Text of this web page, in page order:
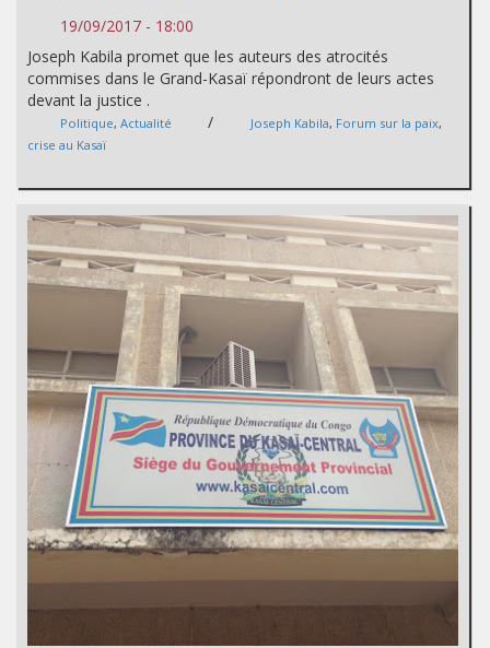
19/09/2017 - 18:00
Joseph Kabila promet que les auteurs des atrocités
commises dans le Grand-Kasaï répondront de leurs actes
devant la justice .
Politique, Actualité / Joseph Kabila, Forum sur la paix,
crise au Kasaï